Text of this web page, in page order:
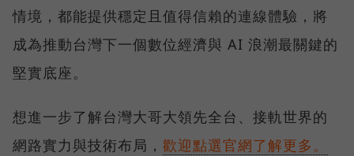
情境，都能提供穩定且值得信賴的連線體驗，將
成為推動台灣下一個數位經濟與 AI 浪潮最關鍵的
堅實底座。
想進一步了解台灣大哥大領先全台、接軌世界的
網路實力與技術布局， 歡迎點選官網了解更多。